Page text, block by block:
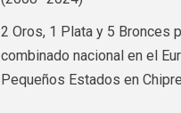
2 Oros, 1 Plata y 5 Bronces
combinado nacional en el
Pequeños Estados en Chipre